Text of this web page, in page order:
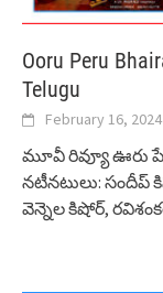
Ooru Peru
Telugu
February 16, 2024
మూవీ రివ్యూ ఊరు
నటీనటులు: సందీప్
వెన్నెల కిషోర్,